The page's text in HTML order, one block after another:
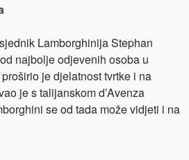
Lamborghinija Stephan
najbolje odjevenih osoba u
je djelatnost tvrtke i na
je s talijanskom d’Avenza
se od tada može vidjeti i na